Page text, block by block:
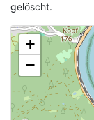
gelöscht.
+
−